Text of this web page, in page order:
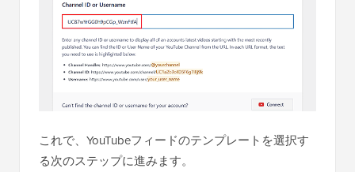
これで、YouTubeフィードのテンプレートを選択す
る次のステップに進みます。